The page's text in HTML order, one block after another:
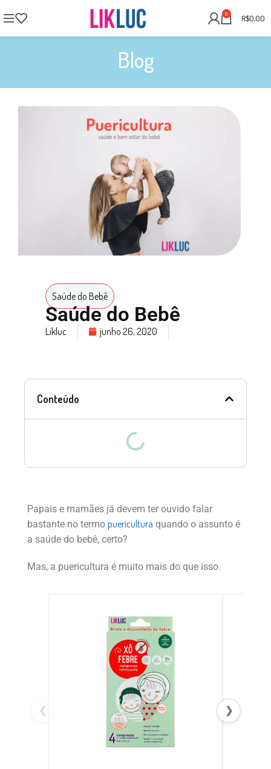
0 R$0,00
Blog
Saúde do Bebê
Saúde do Bebê
Likluc junho 26, 2020
Conteúdo
Papais e mamães já devem ter ouvido falar
bastante no termo puericultura quando o assunto é
a saúde do bebê, certo?
Mas, a puericultura é muito mais do que isso.
❮ ❯